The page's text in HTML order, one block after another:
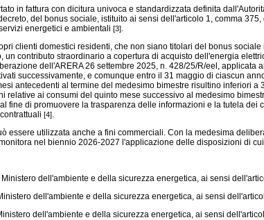
in fattura con dicitura univoca e standardizzata definita
del bonus sociale, istituito ai sensi dell'articolo 1, comma 375,
energetici e ambientali [3].
clienti domestici residenti, che non siano titolari del bonus
contributo straordinario a copertura di acquisto dell'energia
dell'ARERA 26 settembre 2025, n. 428/25/R/eel, applicata
successivamente, e comunque entro il 31 maggio di ciascun
antecedenti al termine del medesimo bimestre risultino inferiori
ai consumi del quinto mese successivo al medesimo
di promuovere la trasparenza delle informazioni e la tutela
[4].
utilizzata anche a fini commerciali. Con la medesima
nel biennio 2026-2027 l'applicazione delle disposizioni di
dell'ambiente e della sicurezza energetica, ai sensi
dell'ambiente e della sicurezza energetica, ai sensi
dell'ambiente e della sicurezza energetica, ai sensi